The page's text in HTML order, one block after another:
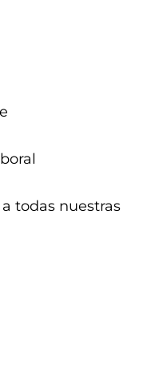
todas nuestras